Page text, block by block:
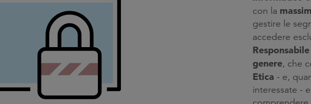
con la
gestire le
accedere
genere, che
Etica - e,
interessate -